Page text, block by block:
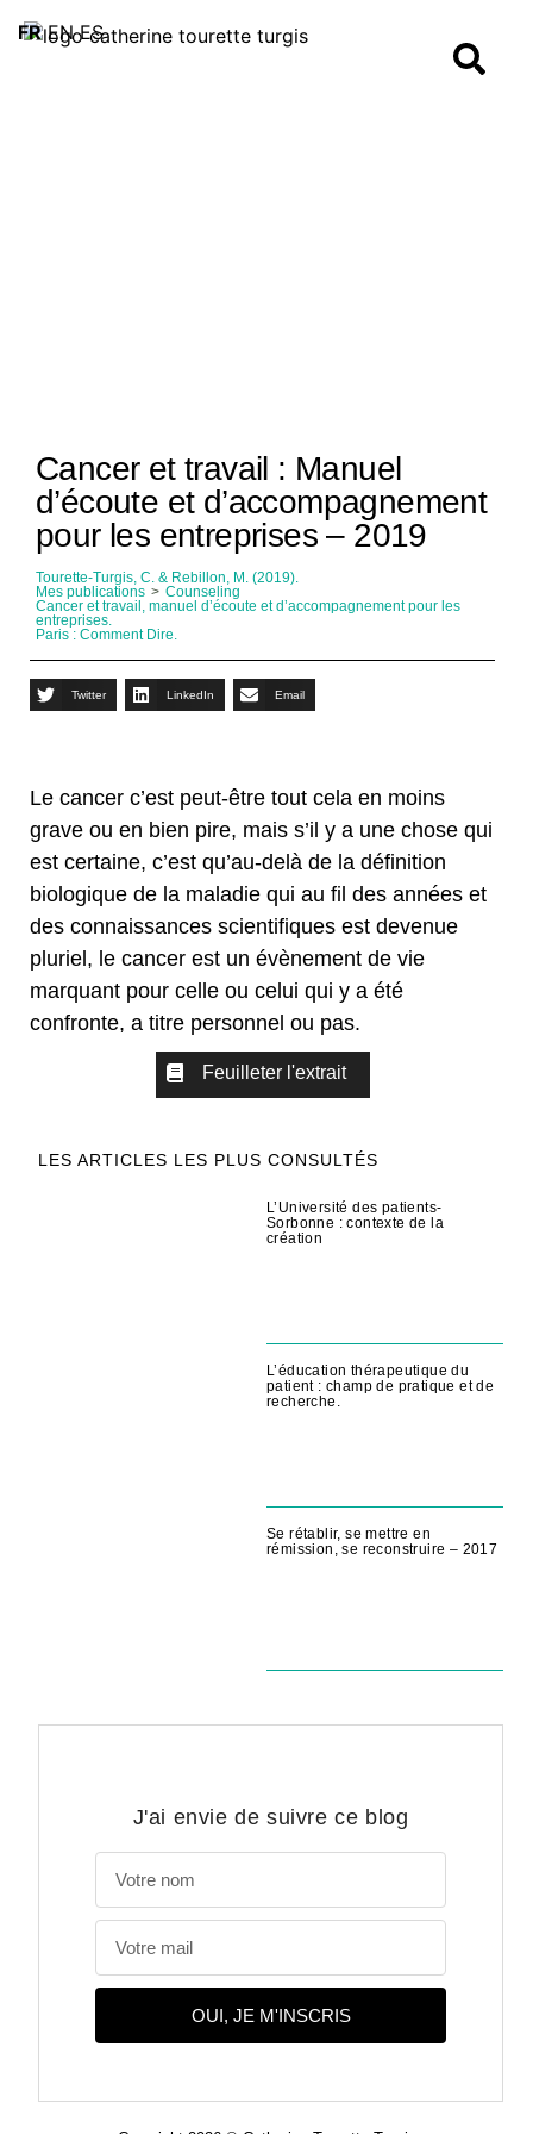
Cancer et travail : Manuel
d’écoute et d’accompagnement
pour les entreprises – 2019
Tourette-Turgis, C. & Rebillon, M. (2019).
Mes publications > Counseling
Cancer et travail, manuel d’écoute et d’accompagnement pour les
entreprises.
Paris : Comment Dire.
Twitter LinkedIn Email
Le cancer c’est peut-être tout cela en moins
grave ou en bien pire, mais s’il y a une chose qui
est certaine, c’est qu’au-delà de la définition
biologique de la maladie qui au fil des années et
des connaissances scientifiques est devenue
pluriel, le cancer est un évènement de vie
marquant pour celle ou celui qui y a été
confronte, a titre personnel ou pas.
Feuilleter l'extrait
J'ai envie de suivre ce blog
OUI, JE M'INSCRIS
LES ARTICLES LES PLUS CONSULTÉS
L’Université des patients-
Sorbonne : contexte de la
création
L’éducation thérapeutique du
patient : champ de pratique et de
recherche.
Se rétablir, se mettre en
rémission, se reconstruire – 2017
FR EN ES